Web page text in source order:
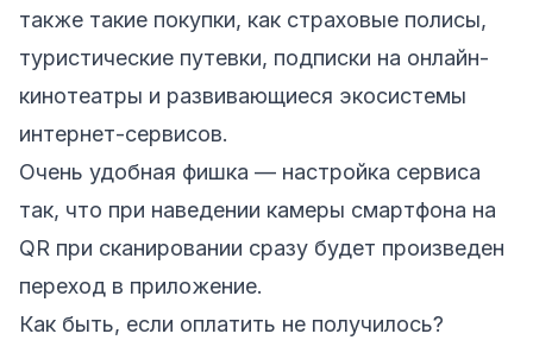
также такие покупки, как страховые полисы,
туристические путевки, подписки на онлайн-
кинотеатры и развивающиеся экосистемы
интернет-сервисов.
Очень удобная фишка — настройка сервиса
так, что при наведении камеры смартфона на
QR при сканировании сразу будет произведен
переход в приложение.
Как быть, если оплатить не получилось?